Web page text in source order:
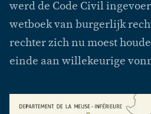
werd de Code Civil
wetboek van burgerlijk
rechter zich nu moest
einde aan willekeurige